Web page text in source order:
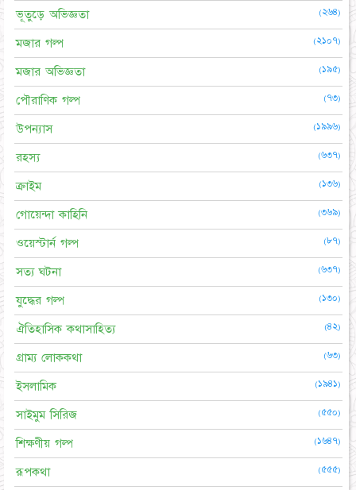
ভূতুড়ে অভিজ্ঞতা (২৬৪)
মজার গল্প (২১০৭)
মজার অভিজ্ঞতা (১৯৫)
পৌরাণিক গল্প (৭৩)
উপন্যাস (১৯৯৬)
রহস্য (৬৩৭)
ক্রাইম (১৩৬)
গোয়েন্দা কাহিনি (৩৬৯)
ওয়েস্টার্ন গল্প (৮৭)
সত্য ঘটনা (৬৩৭)
যুদ্ধের গল্প (১৩০)
ঐতিহাসিক কথাসাহিত্য (৪২)
গ্রাম্য লোককথা (৬৩)
ইসলামিক (১৯৪১)
সাইমুম সিরিজ (৫৫০)
শিক্ষণীয় গল্প (১৬৪৭)
রূপকথা (৫৫৫)